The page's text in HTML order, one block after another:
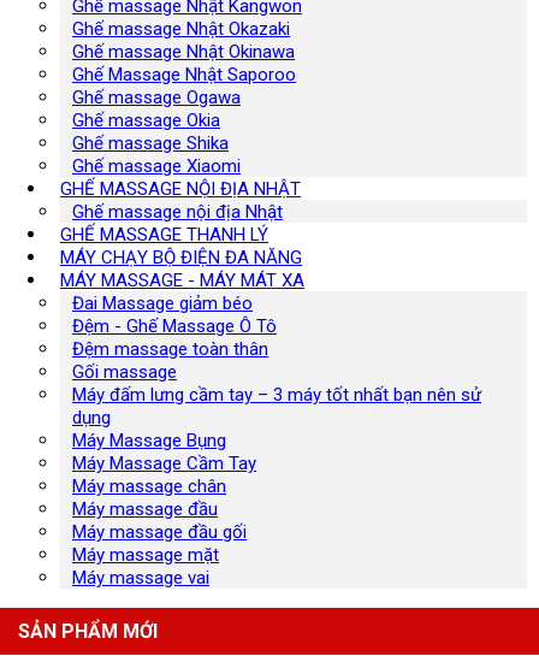
Ghế massage Nhật Kangwon
Ghế massage Nhật Okazaki
Ghế massage Nhật Okinawa
Ghế Massage Nhật Saporoo
Ghế massage Ogawa
Ghế massage Okia
Ghế massage Shika
Ghế massage Xiaomi
GHẾ MASSAGE NỘI ĐỊA NHẬT
Ghế massage nội địa Nhật
GHẾ MASSAGE THANH LÝ
MÁY CHẠY BỘ ĐIỆN ĐA NĂNG
MÁY MASSAGE - MÁY MÁT XA
Đai Massage giảm béo
Đệm - Ghế Massage Ô Tô
Đệm massage toàn thân
Gối massage
Máy đấm lưng cầm tay – 3 máy tốt nhất bạn nên sử
dụng
Máy Massage Bụng
Máy Massage Cầm Tay
Máy massage chân
Máy massage đầu
Máy massage đầu gối
Máy massage mặt
Máy massage vai
SẢN PHẨM MỚI